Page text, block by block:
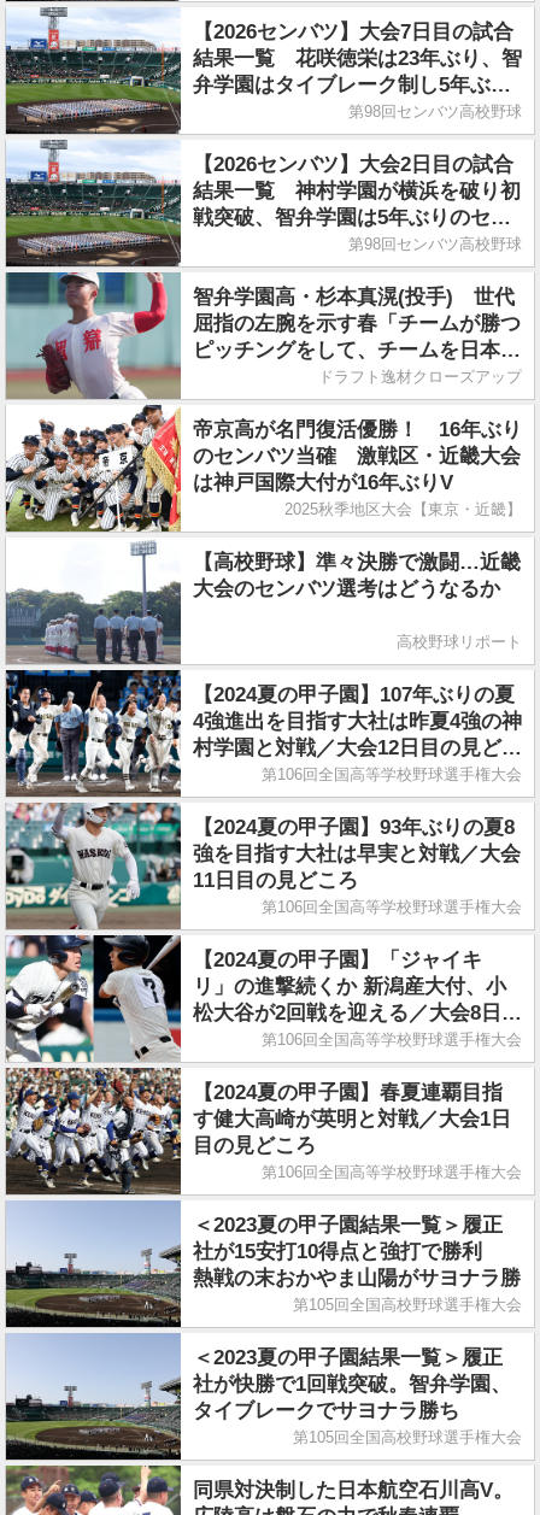
【2026センバツ】大会7日目の試合
結果一覧 花咲徳栄は23年ぶり、智
弁学園はタイブレーク制し5年ぶり
第98回センバツ高校野球
【2026センバツ】大会2日目の試合
結果一覧 神村学園が横浜を破り初
戦突破、智弁学園は5年ぶりのセン
第98回センバツ高校野球
智弁学園高・杉本真滉(投手) 世代
屈指の左腕を示す春「チームが勝つ
ピッチングをして、チームを日本一
ドラフト逸材クローズアップ
帝京高が名門復活優勝！ 16年ぶり
のセンバツ当確 激戦区・近畿大会
は神戸国際大付が16年ぶりV
2025秋季地区大会【東京・近畿】
【高校野球】準々決勝で激闘…近畿
大会のセンバツ選考はどうなるか
高校野球リポート
【2024夏の甲子園】107年ぶりの夏
4強進出を目指す大社は昨夏4強の神
村学園と対戦／大会12日目の見どこ
第106回全国高等学校野球選手権大会
【2024夏の甲子園】93年ぶりの夏8
強を目指す大社は早実と対戦／大会
11日目の見どころ
第106回全国高等学校野球選手権大会
【2024夏の甲子園】「ジャイキ
リ」の進撃続くか 新潟産大付、小
松大谷が2回戦を迎える／大会8日目
の見どころ第106回全国高等学校野球選手権大会
【2024夏の甲子園】春夏連覇目指
す健大高崎が英明と対戦／大会1日
目の見どころ
第106回全国高等学校野球選手権大会
＜2023夏の甲子園結果一覧＞履正
社が15安打10得点と強打で勝利
熱戦の末おかやま山陽がサヨナラ勝
第105回全国高校野球選手権大会
＜2023夏の甲子園結果一覧＞履正
社が快勝で1回戦突破。智弁学園、
タイブレークでサヨナラ勝ち
第105回全国高校野球選手権大会
同県対決制した日本航空石川高V。